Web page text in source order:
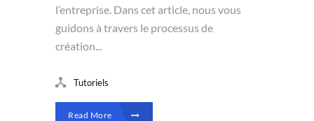
l’entreprise. Dans cet article, nous vous
guidons à travers le processus de
création...
Tutoriels
Read More